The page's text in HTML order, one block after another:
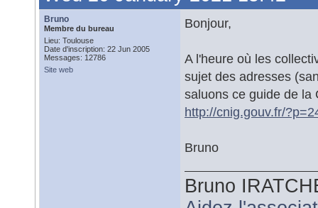
Bruno
Membre du bureau
Lieu: Toulouse
Date d'inscription: 22 Jun 2005
Messages: 12786
Site web
Bonjour,
A l'heure où les
sujet des adresses
saluons ce guide de la
http://cnig.gouv.fr/
Bruno
Bruno